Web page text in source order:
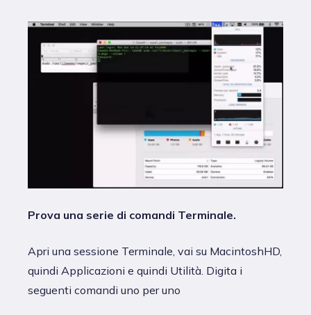
Prova una serie di comandi Terminale.
Apri una sessione Terminale, vai su MacintoshHD,
quindi Applicazioni e quindi Utilità. Digita i
seguenti comandi uno per uno